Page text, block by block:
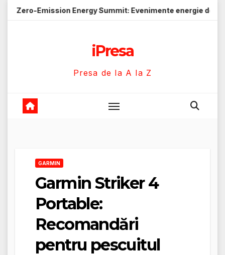
Energy Summit: Evenimente energie despre soluții cu
iPresa
Presa de la A la Z
GARMIN
Garmin Striker 4
Portable:
Recomandări
pentru pescuitul